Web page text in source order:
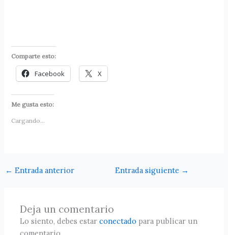
Comparte esto:
Facebook X
Me gusta esto:
Cargando...
← Entrada anterior Entrada siguiente →
Deja un comentario
Lo siento, debes estarconectado para publicar un